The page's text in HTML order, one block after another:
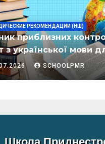
РЕКОМЕНДАЦИИ (НШ)
приблизних
з української мови
класів
освіти
SCHOOLPMR